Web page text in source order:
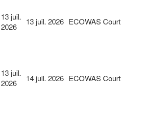
13 juil.
2026
13 juil. 2026 ECOWAS Court
13 juil.
2026
14 juil. 2026 ECOWAS Court